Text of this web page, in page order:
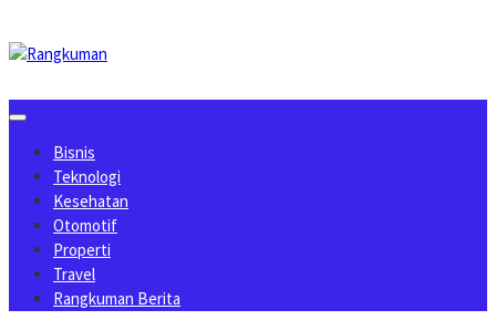
to
content
Bisnis
Teknologi
Kesehatan
Otomotif
Properti
Travel
Rangkuman Berita